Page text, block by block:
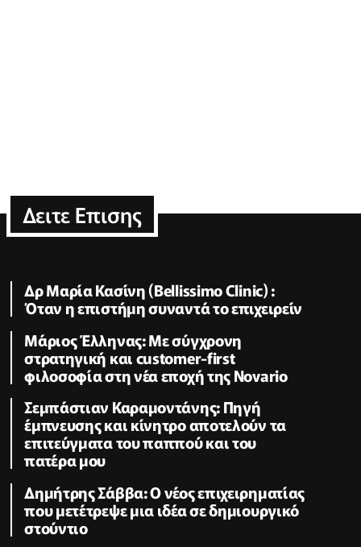
Δειτε Επισης
Δρ Μαρία Κασίνη (Bellissimo Clinic) :
Όταν η επιστήμη συναντά το επιχειρείν
Μάριος Έλληνας: Με σύγχρονη
στρατηγική και customer-first
φιλοσοφία στη νέα εποχή της Novario
Σεμπάστιαν Καραμοντάνης: Πηγή
έμπνευσης και κίνητρο αποτελούν τα
επιτεύγματα του παππού και του
πατέρα μου
Δημήτρης Σάββα: Ο νέος επιχειρηματίας
που μετέτρεψε μια ιδέα σε δημιουργικό
στούντιο